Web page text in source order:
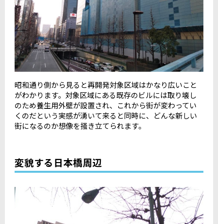
昭和通り側から見ると再開発対象区域はかなり広いこと
がわかります。対象区域にある既存のビルには取り壊し
のため養生用外壁が設置され、これから街が変わってい
くのだという実感が湧いて来ると同時に、どんな新しい
街になるのか想像を掻き立てられます。
変貌する日本橋周辺